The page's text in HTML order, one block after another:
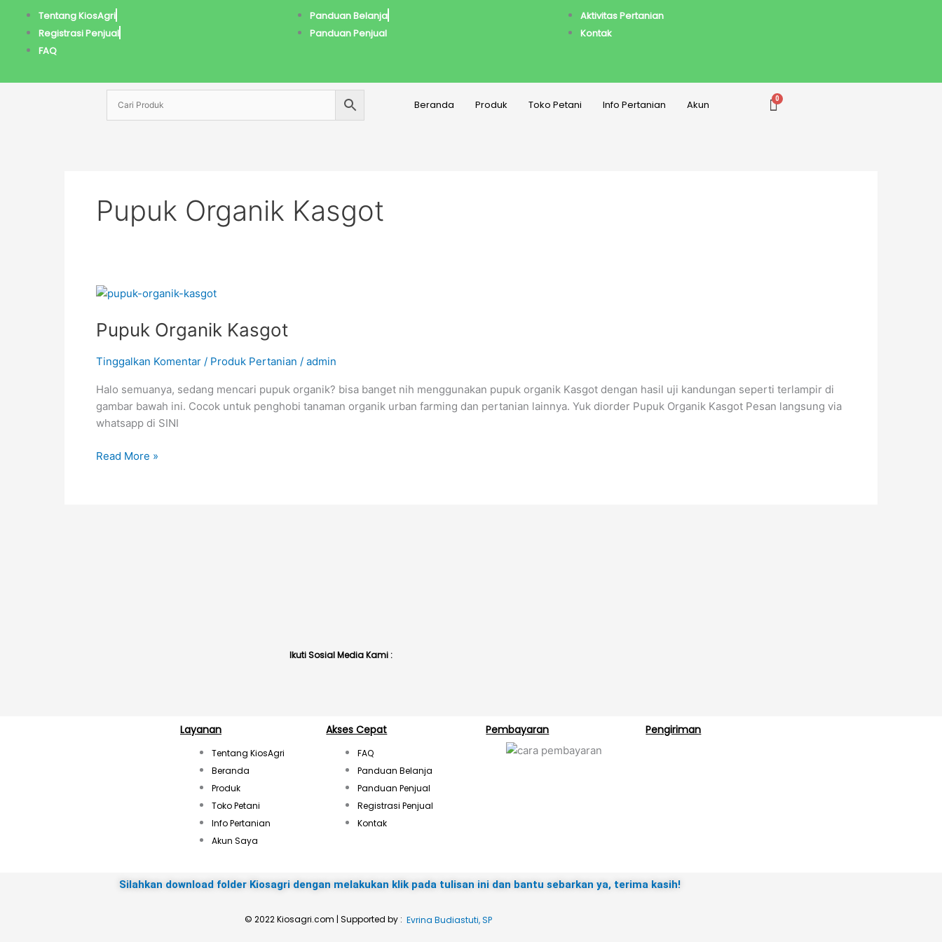
Tentang KiosAgri
Registrasi Penjual
FAQ
Panduan Belanja
Panduan Penjual
Aktivitas Pertanian
Kontak
Beranda Produk Toko Petani Info Pertanian Akun
Pupuk Organik Kasgot
Pupuk Organik Kasgot
Tinggalkan Komentar / Produk Pertanian / admin
Halo semuanya, sedang mencari pupuk organik? bisa banget nih menggunakan pupuk organik Kasgot dengan hasil uji kandungan seperti terlampir di
gambar bawah ini. Cocok untuk penghobi tanaman organik urban farming dan pertanian lainnya. Yuk diorder Pupuk Organik Kasgot Pesan langsung via
whatsapp di SINI
Pupuk
Kasgot
Read More »
Ikuti Sosial Media Kami :
t
a
r
a
Layanan
Tentang KiosAgri
Beranda
Produk
Toko Petani
Info Pertanian
Akun Saya
Akses Cepat
FAQ
Panduan Belanja
Panduan Penjual
Registrasi Penjual
Kontak
Pembayaran Pengiriman
Silahkan download folder Kiosagri dengan melakukan klik pada tulisan ini dan bantu sebarkan ya, terima kasih!
© 2022 Kiosagri.com | Supported by : Evrina Budiastuti, SP